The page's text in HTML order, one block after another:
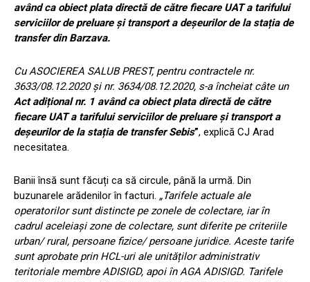
având ca obiect plata directă de către fiecare UAT a tarifului
serviciilor de preluare și transport a deșeurilor de la stația de
transfer din Barzava.
Cu ASOCIEREA SALUB PREST, pentru contractele nr.
3633/08.12.2020 și nr. 3634/08.12.2020, s-a încheiat câte un
Act adițional nr. 1 având ca obiect plata directă de către
fiecare UAT a tarifului serviciilor de preluare și transport a
deșeurilor de la stația de transfer Sebis”, explică CJ Arad
necesitatea.
Banii însă sunt făcuți ca să circule, până la urmă. Din
buzunarele arădenilor în facturi. „Tarifele actuale ale
operatorilor sunt distincte pe zonele de colectare, iar în
cadrul aceleiași zone de colectare, sunt diferite pe criteriile
urban/ rural, persoane fizice/ persoane juridice. Aceste tarife
sunt aprobate prin HCL-uri ale unităților administrativ
teritoriale membre ADISIGD, apoi în AGA ADISIGD. Tarifele